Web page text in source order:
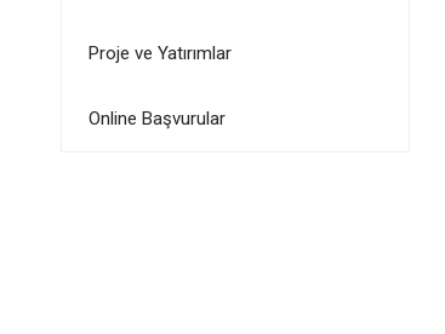
Proje ve Yatırımlar
Online Başvurular